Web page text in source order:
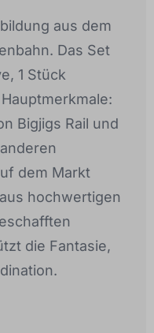
aus dem
Das Set
1 Stück
Bigjigs Rail und
dem Markt
hochwertigen
die Fantasie,